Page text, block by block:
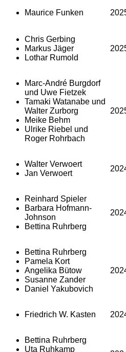
Maurice Funken
Chris Gerbing
Markus Jäger
Lothar Rumold
Marc-André Burgdorf
und Uwe Fietzek
Tamaki Watanabe und
Walter Zurborg
Meike Behm
Ulrike Riebel und
Roger Rohrbach
Walter Verwoert
Jan Verwoert
Reinhard Spieler
Barbara Hofmann-
Johnson
Bettina Ruhrberg
Bettina Ruhrberg
Pamela Kort
Angelika Bütow
Susanne Zander
Daniel Yakubovich
Friedrich W. Kasten
Bettina Ruhrberg
Uta Ruhkamp